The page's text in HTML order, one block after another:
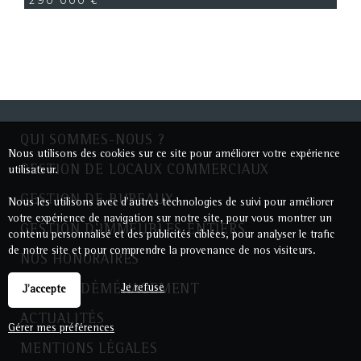
QUI SOMMES-NOUS ?
GESTION DE LOCAUX COMMERCIAUX
GESTION DE BUREAUX
GESTION D'IMMEUBLES ENTIERS
NOS HONORAIRES
AIDE AU DÉMÉNAGEMENT
ACTUALITÉS
MENTIONS LÉGALES
Nous utilisons des cookies sur ce site pour améliorer votre expérience
utilisateur.
Nous les utilisons avec d'autres technologies de suivi pour améliorer
votre expérience de navigation sur notre site, pour vous montrer un
contenu personnalisé et des publicités ciblées, pour analyser le trafic
de notre site et pour comprendre la provenance de nos visiteurs.
J'accepte Je refuse
Gérer mes préférences